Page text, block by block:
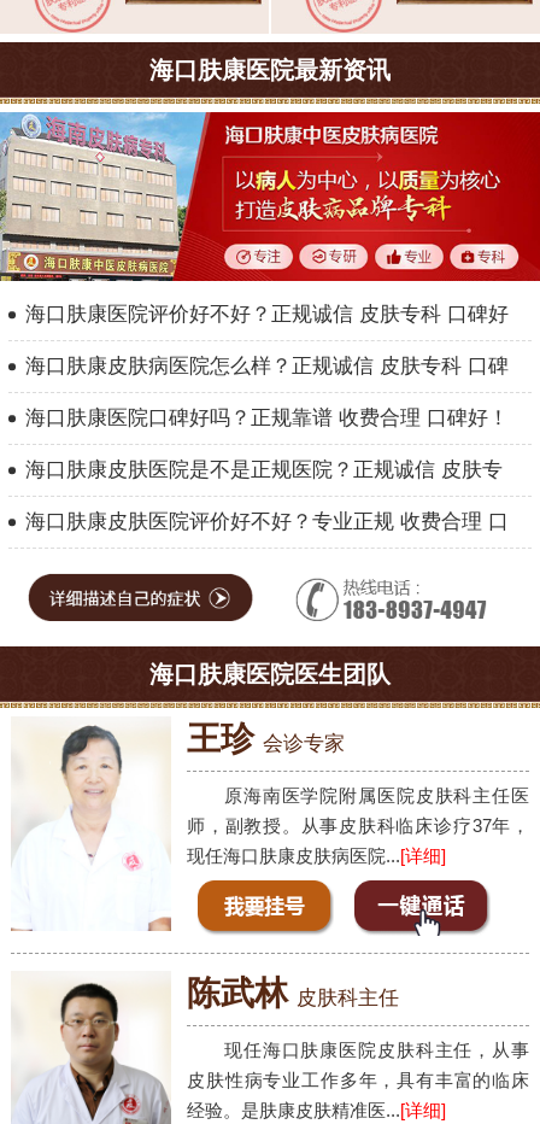
海口肤康医院最新资讯
海口肤康医院评价好不好？正规诚信 皮肤专科 口碑好
海口肤康皮肤病医院怎么样？正规诚信 皮肤专科 口碑
海口肤康医院口碑好吗？正规靠谱 收费合理 口碑好！
海口肤康皮肤医院是不是正规医院？正规诚信 皮肤专
海口肤康皮肤医院评价好不好？专业正规 收费合理 口
海口肤康医院医生团队
王珍 会诊专家
原海南医学院附属医院皮肤科主任医
师，副教授。从事皮肤科临床诊疗37年，
现任海口肤康皮肤病医院...[详细]
陈武林 皮肤科主任
现任海口肤康医院皮肤科主任，从事
皮肤性病专业工作多年，具有丰富的临床
经验。是肤康皮肤精准医...[详细]